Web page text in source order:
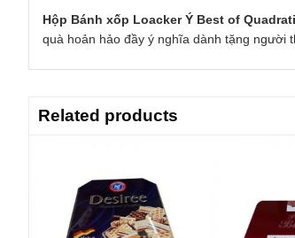
Hộp Bánh xốp Loacker Ý Best of
quà hoản hảo đầy ý nghĩa dành tặng người
Related products